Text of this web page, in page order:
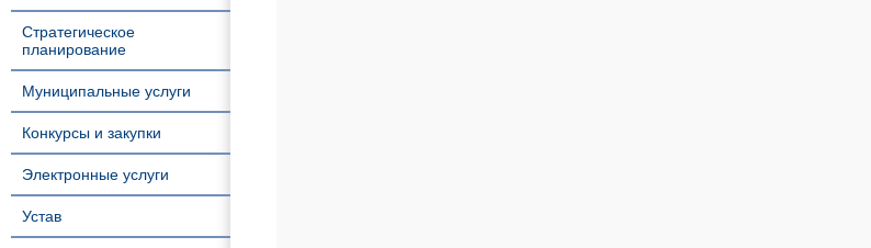
Стратегическое
планирование
Муниципальные услуги
Конкурсы и закупки
Электронные услуги
Устав